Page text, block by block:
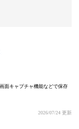
面キャプチャ機能などで保存
2026/07/24 更新
る